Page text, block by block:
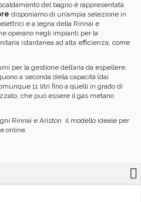
del bagno è rappresentata
disponiamo di un’ampia selezione in
e a legna della Rinnai e
operano negli impianti per la
istantanea ad alta efficienza, come
per la gestione dell’aria da espellere,
a seconda della capacità (dai
11 litri fino a quelli in grado di
che può essere il gas metano
Rinnai e Ariston il modello ideale per
online.